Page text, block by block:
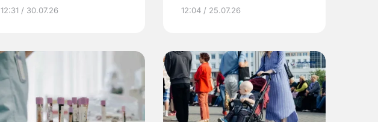
12:31 / 30.07.26 12:04 / 25.07.26